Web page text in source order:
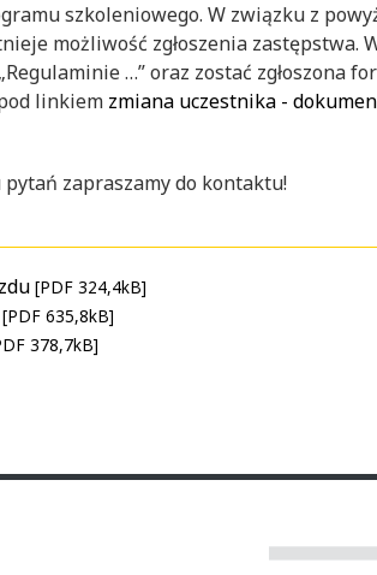
szkoleniowego. W związku z
możliwość zgłoszenia zastępstwa.
…” oraz zostać zgłoszona
linkiem zmiana uczestnika -
zapraszamy do kontaktu!
[PDF 324,4kB]
[PDF 635,8kB]
378,7kB]